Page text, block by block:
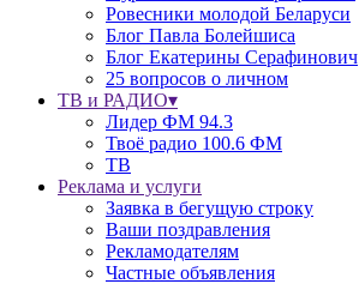
Ровесники молодой Беларуси
Блог Павла Болейшиса
Блог Екатерины Серафинович
25 вопросов о личном
ТВ и РАДИО▾
Лидер ФМ 94.3
Твоё радио 100.6 ФМ
ТВ
Реклама и услуги
Заявка в бегущую строку
Ваши поздравления
Рекламодателям
Частные объявления